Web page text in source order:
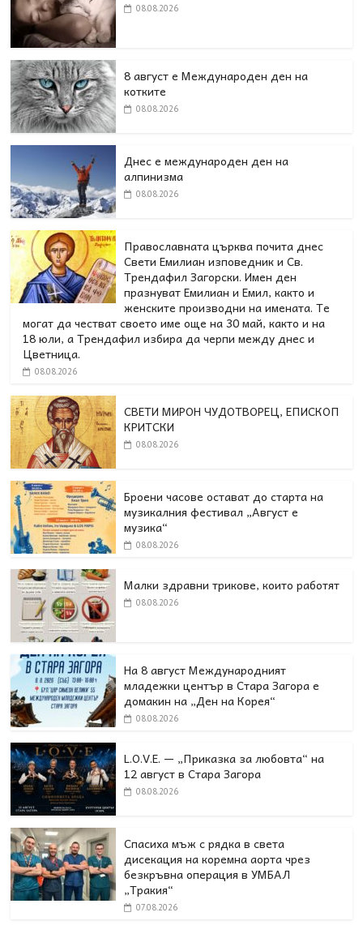
08.08.2026
8 август е Международен ден на
котките
08.08.2026
Днес е международен ден на
алпинизма
08.08.2026
Православната църква почита днес
Свети Емилиан изповедник и Св.
Трендафил Загорски. Имен ден
празнуват Емилиан и Емил, както и
женските производни на имената. Те
могат да честват своето име още на 30 май, както и на
18 юли, а Трендафил избира да черпи между днес и
Цветница.
08.08.2026
СВЕТИ МИРОН ЧУДОТВОРЕЦ, ЕПИСКОП
КРИТСКИ
08.08.2026
Броени часове остават до старта на
музикалния фестивал „Август е
музика“
08.08.2026
Малки здравни трикове, които работят
08.08.2026
На 8 август Международният
младежки център в Стара Загора е
домакин на „Ден на Корея“
08.08.2026
L.O.V.E. — „Приказка за любовта“ на
12 август в Стара Загора
08.08.2026
Спасиха мъж с рядка в света
дисекация на коремна аорта чрез
безкръвна операция в УМБАЛ
„Тракия“
07.08.2026